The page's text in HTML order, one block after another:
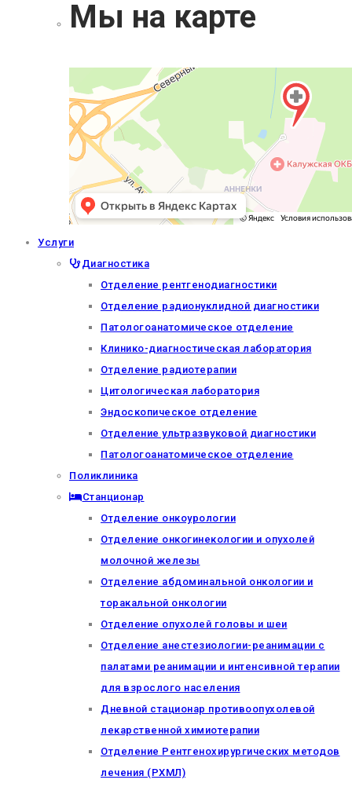
Мы на карте
Услуги
Диагностика
Отделение рентгенодиагностики
Отделение радионуклидной диагностики
Патологоанатомическое отделение
Клинико-диагностическая лаборатория
Отделение радиотерапии
Цитологическая лаборатория
Эндоскопическое отделение
Отделение ультразвуковой диагностики
Патологоанатомическое отделение
Поликлиника
Станционар
Отделение онкоурологии
Отделение онкогинекологии и опухолей
молочной железы
Отделение абдоминальной онкологии и
торакальной онкологии
Отделение опухолей головы и шеи
Отделение анестезиологии-реанимации с
палатами реанимации и интенсивной терапии
для взрослого населения
Дневной стационар противоопухолевой
лекарственной химиотерапии
Отделение Рентгенохирургических методов
лечения (РХМЛ)